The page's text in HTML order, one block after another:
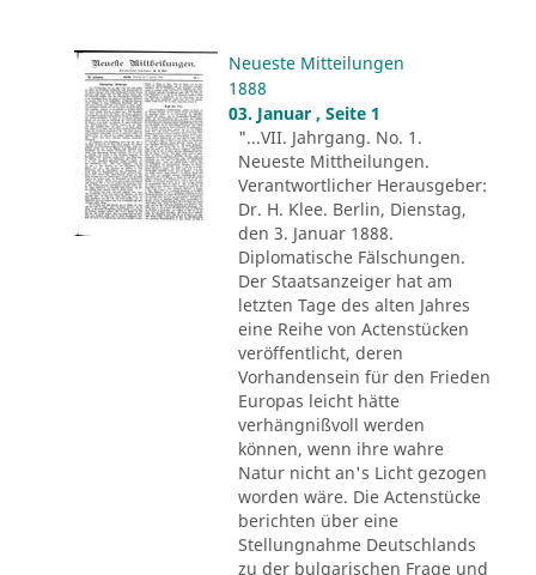
Neueste Mitteilungen
1888
03. Januar , Seite 1
"...VII. Jahrgang. No. 1.
Neueste Mittheilungen.
Verantwortlicher Herausgeber:
Dr. H. Klee. Berlin, Dienstag,
den 3. Januar 1888.
Diplomatische Fälschungen.
Der Staatsanzeiger hat am
letzten Tage des alten Jahres
eine Reihe von Actenstücken
veröffentlicht, deren
Vorhandensein für den Frieden
Europas leicht hätte
verhängnißvoll werden
können, wenn ihre wahre
Natur nicht an's Licht gezogen
worden wäre. Die Actenstücke
berichten über eine
Stellungnahme Deutschlands
zu der bulgarischen Frage und